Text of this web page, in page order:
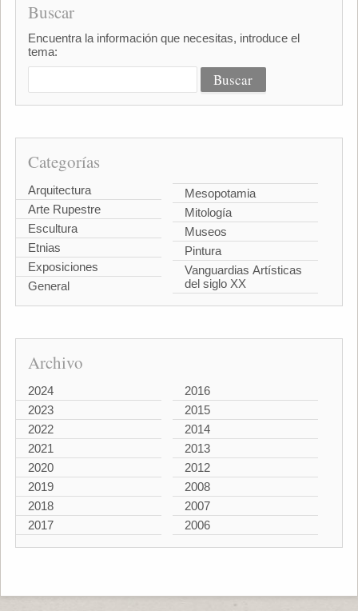
Buscar
Encuentra la información que necesitas, introduce el
tema:
Categorías
Arquitectura
Arte Rupestre
Escultura
Etnias
Exposiciones
General
Mesopotamia
Mitología
Museos
Pintura
Vanguardias Artísticas
del siglo XX
Archivo
2024
2023
2022
2021
2020
2019
2018
2017
2016
2015
2014
2013
2012
2008
2007
2006